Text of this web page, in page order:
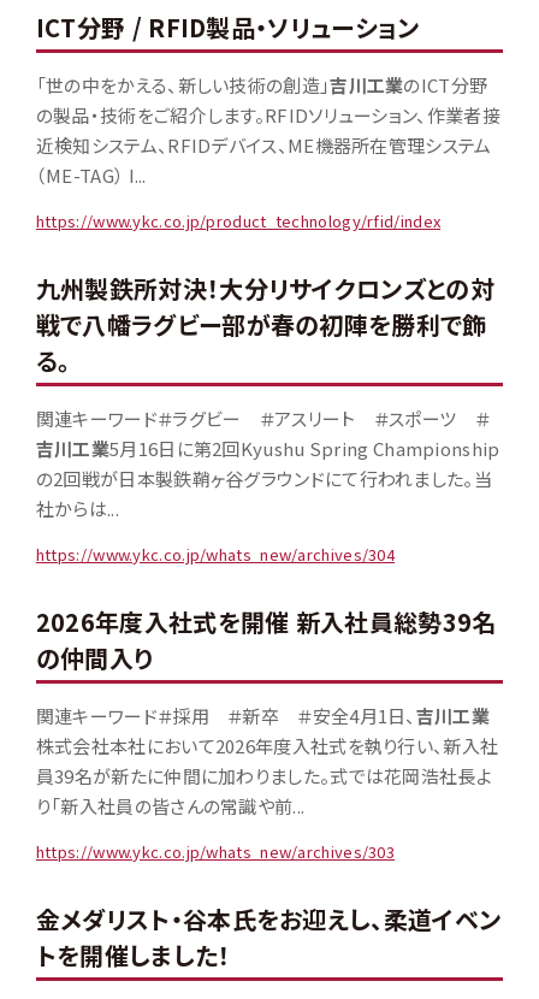
ICT分野 / RFID製品・ソリューション
「世の中をかえる、新しい技術の創造」吉川工業のICT分野
の製品・技術をご紹介します。RFIDソリューション、作業者接
近検知システム、RFIDデバイス、ME機器所在管理システム
（ME-TAG） I...
https://www.ykc.co.jp/product_technology/rfid/index
九州製鉄所対決！大分リサイクロンズとの対
戦で八幡ラグビー部が春の初陣を勝利で飾
る。
関連キーワード＃ラグビー ＃アスリート ＃スポーツ ＃
吉川工業5月16日に第2回Kyushu Spring Championship
の2回戦が日本製鉄鞘ヶ谷グラウンドにて行われました。当
社からは...
https://www.ykc.co.jp/whats_new/archives/304
2026年度入社式を開催 新入社員総勢39名
の仲間入り
関連キーワード＃採用 ＃新卒 ＃安全4月1日、 吉川工業
株式会社本社において2026年度入社式を執り行い、新入社
員39名が新たに仲間に加わりました。式では花岡浩社長よ
り「新入社員の皆さんの常識や前...
https://www.ykc.co.jp/whats_new/archives/303
金メダリスト・谷本氏をお迎えし、柔道イベン
トを開催しました！